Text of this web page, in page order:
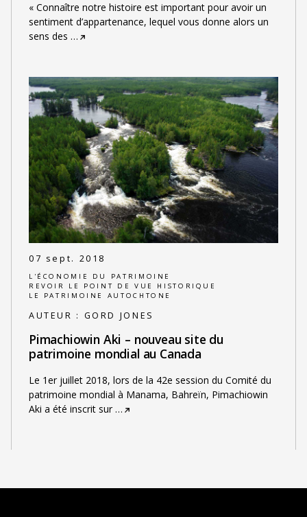
« Connaître notre histoire est important pour avoir un
sentiment d’appartenance, lequel vous donne alors un
sens des …
07 sept. 2018
L'ÉCONOMIE DU PATRIMOINE
REVOIR LE POINT DE VUE HISTORIQUE
LE PATRIMOINE AUTOCHTONE
AUTEUR : GORD JONES
Pimachiowin Aki – nouveau site du
patrimoine mondial au Canada
Le 1er juillet 2018, lors de la 42e session du Comité du
patrimoine mondial à Manama, Bahreïn, Pimachiowin
Aki a été inscrit sur…